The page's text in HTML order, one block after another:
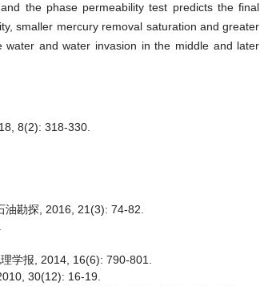
the phase permeability test predicts the final
smaller mercury removal saturation and greater
and water invasion in the middle and later
8(2): 318-330.
勘探, 2016, 21(3): 74-82.
学报, 2014, 16(6): 790-801.
30(12): 16-19.